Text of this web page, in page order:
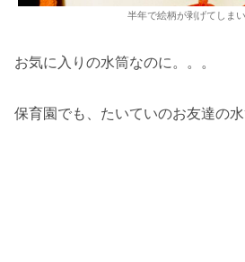
半年で絵柄が剥げてしま
お気に入りの水筒なのに。。。
保育園でも、たいていのお友達の